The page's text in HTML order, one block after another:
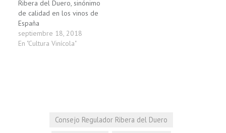
Ribera del Duero, sinónimo
de calidad en los vinos de
España
septiembre 18, 2018
En "Cultura Vinícola"
Consejo Regulador Ribera del Duero